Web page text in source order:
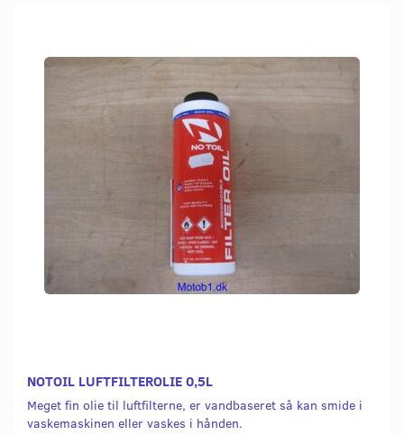
NOTOIL LUFTFILTEROLIE 0,5L
Meget fin olie til luftfilterne, er vandbaseret så kan smide i
vaskemaskinen eller vaskes i hånden.